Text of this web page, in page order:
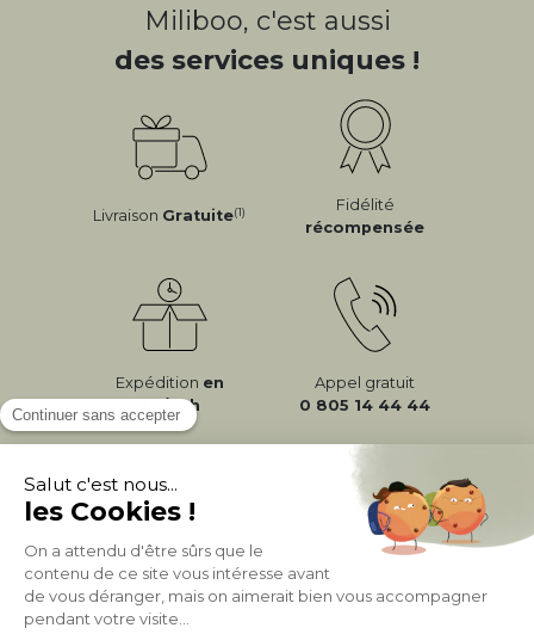
Miliboo, c'est aussi
des services uniques !
Livraison Gratuite(1)
Fidélité
récompensée
Expédition en
24/72h
Appel gratuit
0 805 14 44 44
À PROPOS DE MILIBOO
AIDE & CONTACT